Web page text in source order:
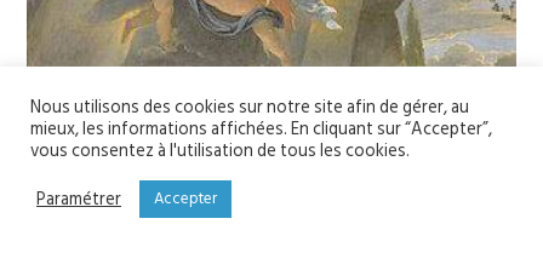
Nous utilisons des cookies sur notre site afin de gérer, au
mieux, les informations affichées. En cliquant sur “Accepter”,
vous consentez à l'utilisation de tous les cookies.
Paramétrer
Accepter